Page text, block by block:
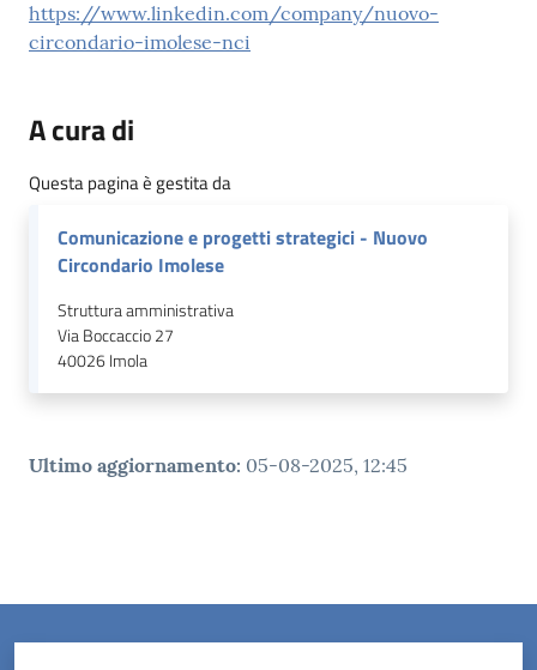
https://www.linkedin.com/company/nuovo-
circondario-imolese-nci
A cura di
Questa pagina è gestita da
Comunicazione e progetti strategici - Nuovo
Circondario Imolese
Struttura amministrativa
Via Boccaccio 27
40026Imola
Ultimo aggiornamento: 05-08-2025, 12:45